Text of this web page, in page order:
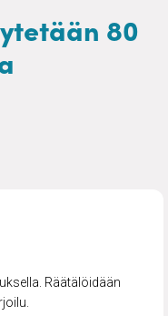
80
Räätälöidään